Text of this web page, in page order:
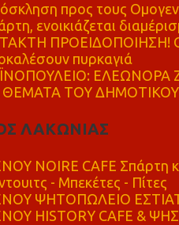
προς τους
ενοικιάζεται
ΠΡΟΕΙΔΟΠΟΙΗΣΗ! Οι
πυρκαγιά
ΕΛΕΩΝΟΡΑ
ΘΕΜΑΤΑ ΤΟΥ ΔΗΜΟΤΙΚΟΥ
ΛΑΚΩΝΙΑΣ
NOIRE CAFE
- Μπεκέτες - Πίτες
ΨΗΤΟΠΩΛΕΙΟ
HISTORY CAFE &